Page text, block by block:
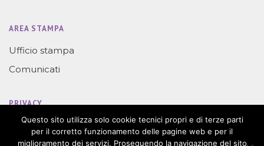
AREA STAMPA
Ufficio stampa
Comunicati
PRIVACY
Privacy
Questo sito utilizza solo cookie tecnici propri e di terze parti
per il corretto funzionamento delle pagine web e per il
miglioramento dei servizi. Proseguendo la navigazione del sito